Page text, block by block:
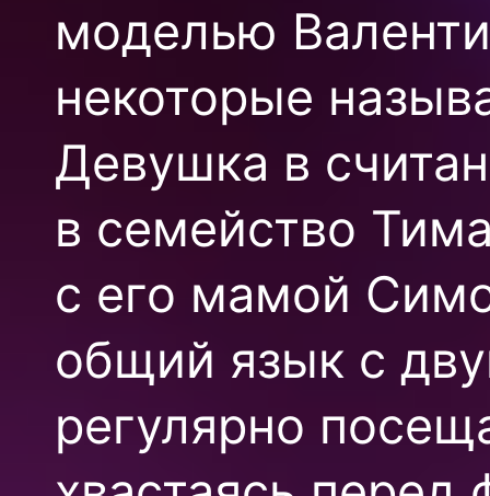
моделью
некоторые
Девушка в
в семейство
с его мамой
общий язык с
регулярно